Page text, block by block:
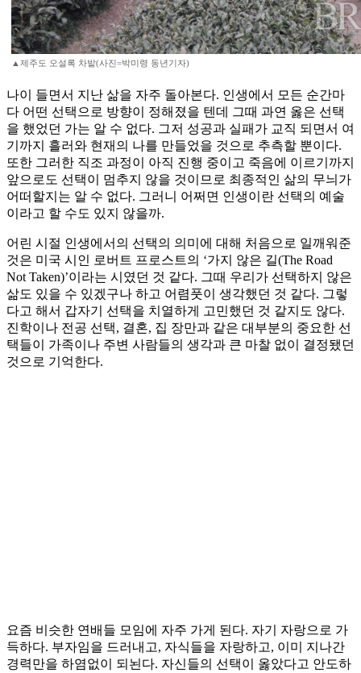
▲제주도 오설록 차밭(사진=박미령 동년기자)
나이 들면서 지난 삶을 자주 돌아본다. 인생에서 모든 순간마
다 어떤 선택으로 방향이 정해졌을 텐데 그때 과연 옳은 선택
을 했었던 가는 알 수 없다. 그저 성공과 실패가 교직 되면서 여
기까지 흘러와 현재의 나를 만들었을 것으로 추측할 뿐이다.
또한 그러한 직조 과정이 아직 진행 중이고 죽음에 이르기까지
앞으로도 선택이 멈추지 않을 것이므로 최종적인 삶의 무늬가
어떠할지는 알 수 없다. 그러니 어쩌면 인생이란 선택의 예술
이라고 할 수도 있지 않을까.
어린 시절 인생에서의 선택의 의미에 대해 처음으로 일깨워준
것은 미국 시인 로버트 프로스트의 ‘가지 않은 길(The Road
Not Taken)’이라는 시였던 것 같다. 그때 우리가 선택하지 않은
삶도 있을 수 있겠구나 하고 어렴풋이 생각했던 것 같다. 그렇
다고 해서 갑자기 선택을 치열하게 고민했던 것 같지도 않다.
진학이나 전공 선택, 결혼, 집 장만과 같은 대부분의 중요한 선
택들이 가족이나 주변 사람들의 생각과 큰 마찰 없이 결정됐던
것으로 기억한다.
요즘 비슷한 연배들 모임에 자주 가게 된다. 자기 자랑으로 가
득하다. 부자임을 드러내고, 자식들을 자랑하고, 이미 지나간
경력만을 하염없이 되뇐다. 자신들의 선택이 옳았다고 안도하